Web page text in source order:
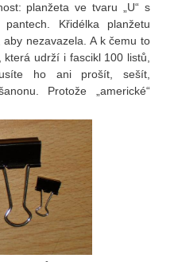
planžeta ve tvaru „U“ s
Křidélka planžetu
nezavazela. A k čemu to
udrží i fascikl 100 listů,
ho ani prošít, sešít,
Protože „americké“